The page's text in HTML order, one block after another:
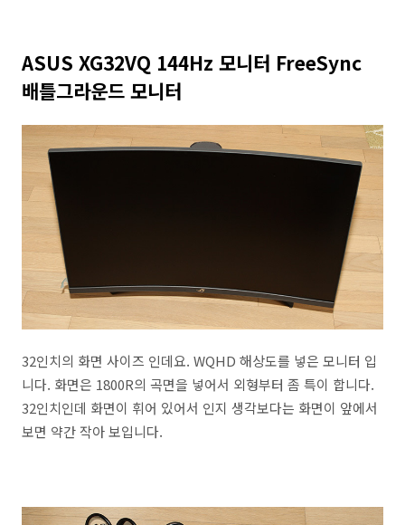
ASUS XG32VQ 144Hz 모니터 FreeSync
배틀그라운드 모니터
32인치의 화면 사이즈 인데요. WQHD 해상도를 넣은 모니터 입
니다. 화면은 1800R의 곡면을 넣어서 외형부터 좀 특이 합니다.
32인치인데 화면이 휘어 있어서 인지 생각보다는 화면이 앞에서
보면 약간 작아 보입니다.